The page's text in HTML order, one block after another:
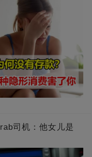
司机：他女儿是